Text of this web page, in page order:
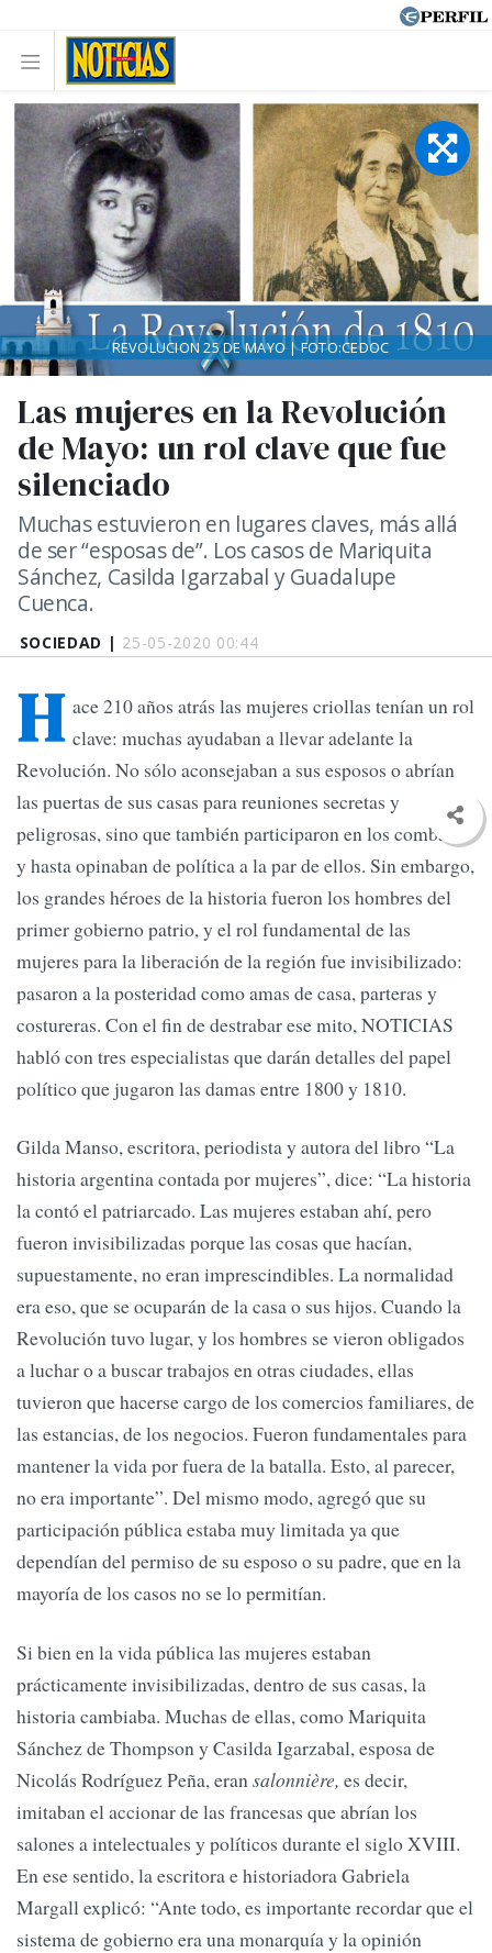
SOCIEDAD | 25-05-2020 00:44
Las mujeres en la Revolución
de Mayo: un rol clave que fue
silenciado
Muchas estuvieron en lugares claves, más allá
de ser “esposas de”. Los casos de Mariquita
Sánchez, Casilda Igarzabal y Guadalupe
Cuenca.
REVOLUCION 25 DE MAYO | FOTO:CEDOC
H ace 210 años atrás las mujeres criollas tenían un rol
clave: muchas ayudaban a llevar adelante la
Revolución. No sólo aconsejaban a sus esposos o abrían
las puertas de sus casas para reuniones secretas y
peligrosas, sino que también participaron en los combates
y hasta opinaban de política a la par de ellos. Sin embargo,
los grandes héroes de la historia fueron los hombres del
primer gobierno patrio, y el rol fundamental de las
mujeres para la liberación de la región fue invisibilizado:
pasaron a la posteridad como amas de casa, parteras y
costureras. Con el fin de destrabar ese mito, NOTICIAS
habló con tres especialistas que darán detalles del papel
político que jugaron las damas entre 1800 y 1810.
Gilda Manso, escritora, periodista y autora del libro “La
historia argentina contada por mujeres”, dice: “La historia
la contó el patriarcado. Las mujeres estaban ahí, pero
fueron invisibilizadas porque las cosas que hacían,
supuestamente, no eran imprescindibles. La normalidad
era eso, que se ocuparán de la casa o sus hijos. Cuando la
Revolución tuvo lugar, y los hombres se vieron obligados
a luchar o a buscar trabajos en otras ciudades, ellas
tuvieron que hacerse cargo de los comercios familiares, de
las estancias, de los negocios. Fueron fundamentales para
mantener la vida por fuera de la batalla. Esto, al parecer,
no era importante”. Del mismo modo, agregó que su
participación pública estaba muy limitada ya que
dependían del permiso de su esposo o su padre, que en la
mayoría de los casos no se lo permitían.
Si bien en la vida pública las mujeres estaban
prácticamente invisibilizadas, dentro de sus casas, la
historia cambiaba. Muchas de ellas, como Mariquita
Sánchez de Thompson y Casilda Igarzabal, esposa de
Nicolás Rodríguez Peña, eransalonnière, es decir,
imitaban el accionar de las francesas que abrían los
salones a intelectuales y políticos durante el siglo XVIII.
En ese sentido, la escritora e historiadora Gabriela
Margall explicó: “Ante todo, es importante recordar que el
sistema de gobierno era una monarquía y la opinión